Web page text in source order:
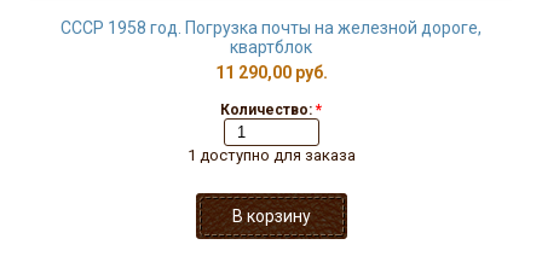
СССР 1958 год. Погрузка почты на железной дороге,
квартблок
11 290,00 руб.
Количество: *
1 доступно для заказа